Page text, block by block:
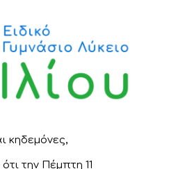
κηδεμόνες,
την Πέμπτη 11